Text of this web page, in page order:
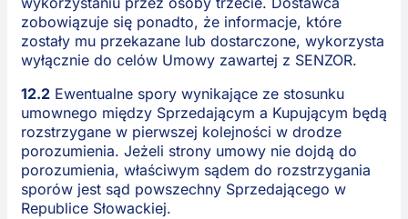
zobowiązuje się ponadto, że informacje, które
zostały mu przekazane lub dostarczone, wykorzysta
wyłącznie do celów Umowy zawartej z SENZOR.
12.2Ewentualne spory wynikające ze stosunku
umownego między Sprzedającym a Kupującym będą
rozstrzygane w pierwszej kolejności w drodze
porozumienia. Jeżeli strony umowy nie dojdą do
porozumienia, właściwym sądem do rozstrzygania
sporów jest sąd powszechny Sprzedającego w
Republice Słowackiej.